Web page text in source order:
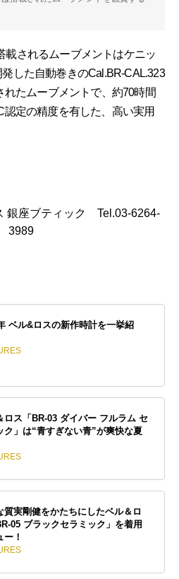
されるムーブメントはケニッ
した自動巻きのCal.BR-CAL.323
れたムーブメントで、約70時間
定の精度を有した、高い実用
銀座ブティック Tel.03-6264-
3989
ベル&ロスの新作時計を一挙紹
ロス「BR-03 ダイバー フルラム セ
ク」は“青すぎない青”が爽快な夏
質実剛健をかたちにしたベル＆ロ
05 ブラックセラミック」を着用
ー！